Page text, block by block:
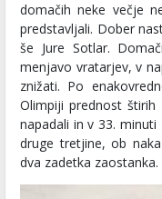
domačih neke večje
predstavljali. Dober
še Jure Sotlar.
menjavo vratarjev, v
znižati. Po
Olimpiji prednost
napadali in v 33.
druge tretjine, ob
dva zadetka zaostanka.